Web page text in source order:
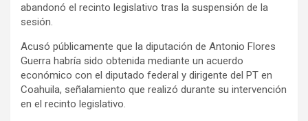
abandonó el recinto legislativo tras la suspensión de la
sesión.
Acusó públicamente que la diputación de Antonio Flores
Guerra habría sido obtenida mediante un acuerdo
económico con el diputado federal y dirigente del PT en
Coahuila, señalamiento que realizó durante su intervención
en el recinto legislativo.